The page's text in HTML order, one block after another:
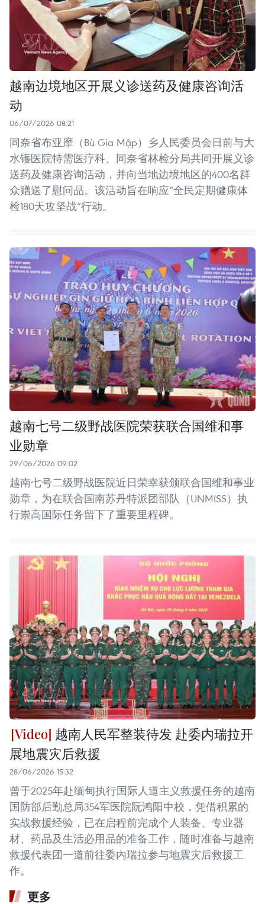
越南边境地区开展义诊送药及健康咨询活
动
06/07/2026 08:21
同奈省布亚摩（Bù Gia Mập）乡人民委员会日前与大
水镬医院特需医疗科、同奈省林检分局共同开展义诊
送药及健康咨询活动，并向当地边境地区的400名群
众赠送了慰问品。该活动旨在响应“全民定期健康体
检180天攻坚战”行动。
越南七号二级野战医院荣获联合国维和事
业勋章
29/06/2026 09:02
越南七号二级野战医院近日荣幸获颁联合国维和事业
勋章，为在联合国南苏丹特派团部队（UNMISS）执
行崇高国际任务留下了重要里程碑。
越南人民军整装待发 赴委内瑞拉开
展地震灾后救援
28/06/2026 15:32
曾于2025年赴缅甸执行国际人道主义救援任务的越南
国防部后勤总局354军医院阮鸿阳中校，凭借积累的
实战救援经验，已在启程前完成个人装备、专业器
材、药品及生活必用品的准备工作，随时准备与越南
救援代表团一道前往委内瑞拉参与地震灾后救援工
作。
更多